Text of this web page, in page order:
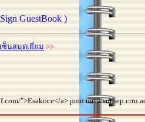
GuestBook )
เซ็นสมุดเยี่ยม >>
">Esakoce</a>